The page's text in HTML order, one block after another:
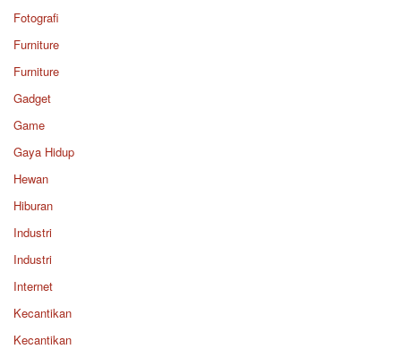
Fotografi
Furniture
Furniture
Gadget
Game
Gaya Hidup
Hewan
Hiburan
Industri
Industri
Internet
Kecantikan
Kecantikan